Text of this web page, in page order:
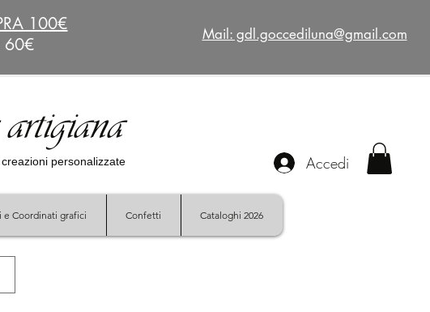
100€
60€
Mail: gdl.goccediluna@gmail.com
personalizzate
e Coordinati grafici Confetti Cataloghi 2026
Accedi